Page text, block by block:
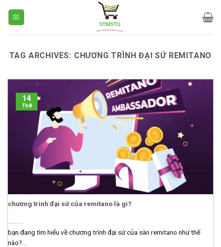
TAG ARCHIVES: CHƯƠNG TRÌNH ĐẠI SỨ REMITANO
chương trình đại sứ của remitano là gì?
bạn đang tìm hiểu về chương trình đại sứ của sàn remitano như thế
nào?...
14
Th8